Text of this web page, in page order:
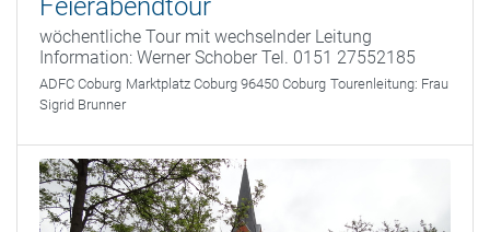
Feierabendtour
wöchentliche Tour mit wechselnder Leitung
Information: Werner Schober Tel. 0151 27552185
ADFC Coburg Marktplatz Coburg 96450 Coburg Tourenleitung: Frau
Sigrid Brunner